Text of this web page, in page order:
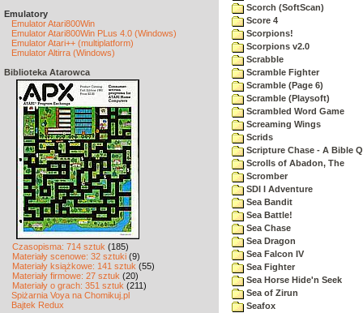
Emulatory
Emulator Atari800Win
Emulator Atari800Win PLus 4.0 (Windows)
Emulator Atari++ (multiplatform)
Emulator Altirra (Windows)
Biblioteka Atarowca
Czasopisma: 714 sztuk (185)
Materiały scenowe: 32 sztuki (9)
Materiały książkowe: 141 sztuk (55)
Materiały firmowe: 27 sztuk (20)
Materiały o grach: 351 sztuk (211)
Spiżarnia Voya na Chomikuj.pl
Bajtek Redux
Scorch (SoftScan)
Score 4
Scorpions!
Scorpions v2.0
Scrabble
Scramble Fighter
Scramble (Page 6)
Scramble (Playsoft)
Scrambled Word Game
Screaming Wings
Scrids
Scripture Chase - A Bible
Scrolls of Abadon, The
Scromber
SDI I Adventure
Sea Bandit
Sea Battle!
Sea Chase
Sea Dragon
Sea Falcon IV
Sea Fighter
Sea Horse Hide'n Seek
Sea of Zirun
Seafox